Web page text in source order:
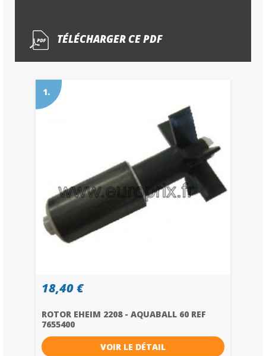
TÉLÉCHARGER CE PDF
1.
18,40 €
ROTOR EHEIM 2208 - AQUABALL 60 REF
7655400
VOIR LE DÉTAIL